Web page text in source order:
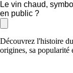
Le vin chaud,
en public ?
Découvrez l'histoire
origines, sa popularité